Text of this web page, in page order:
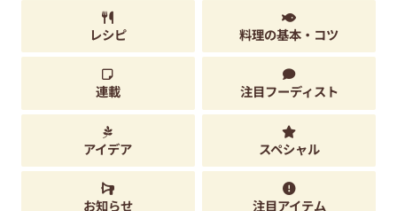
レシピ 料理の基本・コツ
連載 注目フーディスト
アイデア スペシャル
お知らせ 注目アイテム